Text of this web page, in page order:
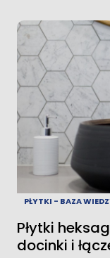
PŁYTKI - BAZA
Płytki
docinki i